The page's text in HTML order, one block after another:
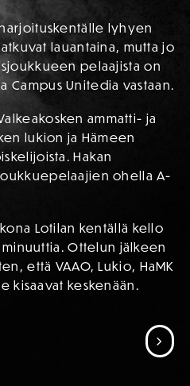
lyhyen
lauantaina, mutta jo
pelaajista on
Campus Unitedia vastaan.
ammatti- ja
lukion ja Hämeen
Hakan
ohella A-
Lotilan kentällä kello
minuuttia. Ottelun jälkeen
että VAAO, Lukio, HaMK
kisaavat keskenään.